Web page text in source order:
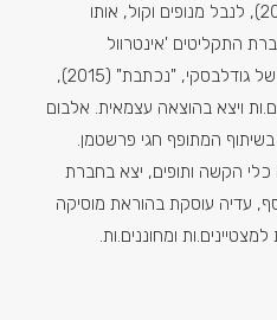
שלה, "תפר" (2013), לנבל מנופים וקול, אותו
'אינטרוול
ריקורדינגס'. אלבום הסולו השני של גודלבסקי, "נכתבת" (2015),
בהוצאה עצמאית. אלבום
בשיתוף המתופף חגי פרשטמן.
ותופים, יצא בחברת
עוסקת בהוראת מוסיקה
ומחוננים.ות.